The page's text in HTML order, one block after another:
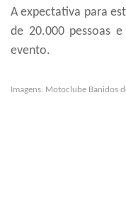
A expectativa para
de 20.000 pessoas
evento.
Imagens: Motoclube Banidos